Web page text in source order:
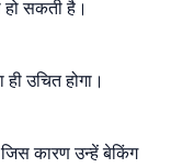
सकती है।
उचित होगा।
कारण उन्हें बेकिंग